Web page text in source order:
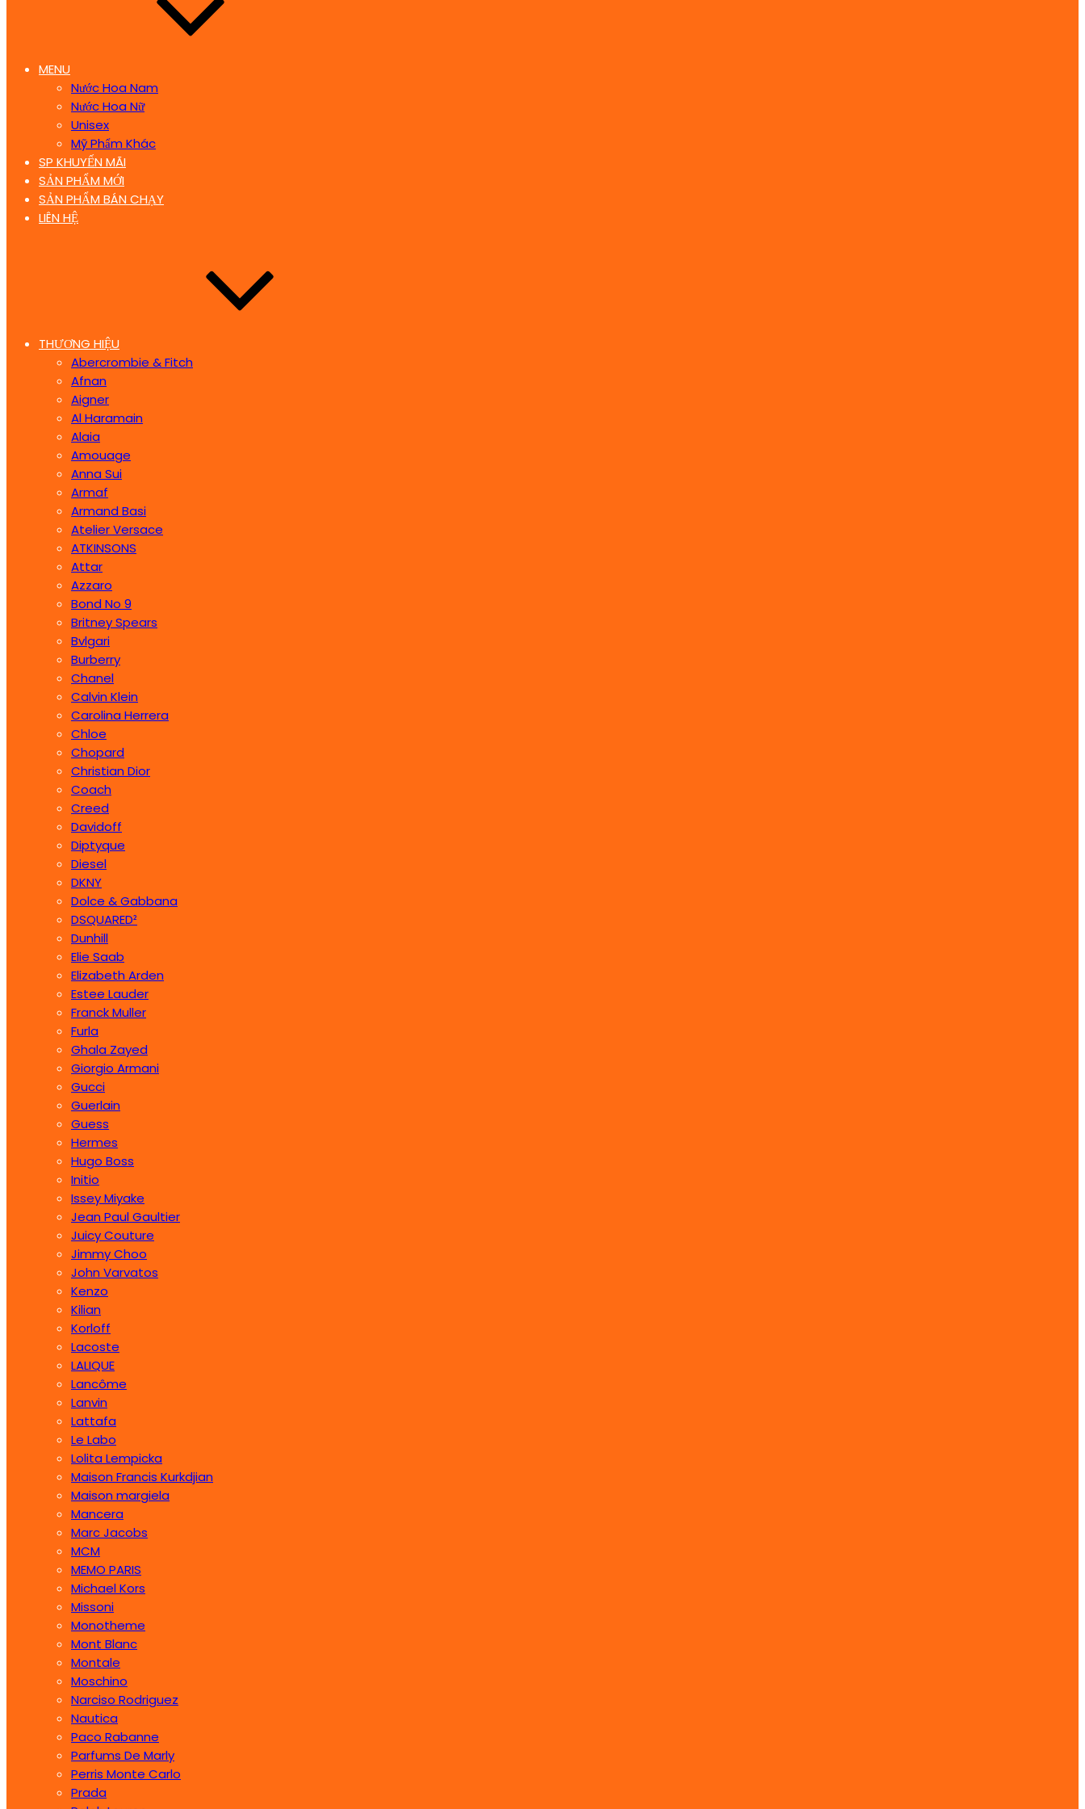
MENU
Nước Hoa Nam
Nước Hoa Nữ
Unisex
Mỹ Phẩm Khác
SP KHUYẾN MÃI
SẢN PHẨM MỚI
SẢN PHẨM BÁN CHẠY
LIÊN HỆ
THƯƠNG HIỆU
Abercrombie & Fitch
Afnan
Aigner
Al Haramain
Alaia
Amouage
Anna Sui
Armaf
Armand Basi
Atelier Versace
ATKINSONS
Attar
Azzaro
Bond No 9
Britney Spears
Bvlgari
Burberry
Chanel
Calvin Klein
Carolina Herrera
Chloe
Chopard
Christian Dior
Coach
Creed
Davidoff
Diptyque
Diesel
DKNY
Dolce & Gabbana
DSQUARED²
Dunhill
Elie Saab
Elizabeth Arden
Estee Lauder
Franck Muller
Furla
Ghala Zayed
Giorgio Armani
Gucci
Guerlain
Guess
Hermes
Hugo Boss
Initio
Issey Miyake
Jean Paul Gaultier
Juicy Couture
Jimmy Choo
John Varvatos
Kenzo
Kilian
Korloff
Lacoste
LALIQUE
Lancôme
Lanvin
Lattafa
Le Labo
Lolita Lempicka
Maison Francis Kurkdjian
Maison margiela
Mancera
Marc Jacobs
MCM
MEMO PARIS
Michael Kors
Missoni
Monotheme
Mont Blanc
Montale
Moschino
Narciso Rodriguez
Nautica
Paco Rabanne
Parfums De Marly
Perris Monte Carlo
Prada